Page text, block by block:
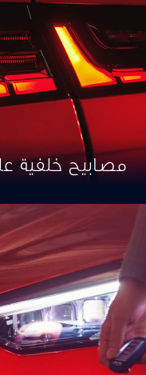
مصابيح خلفية